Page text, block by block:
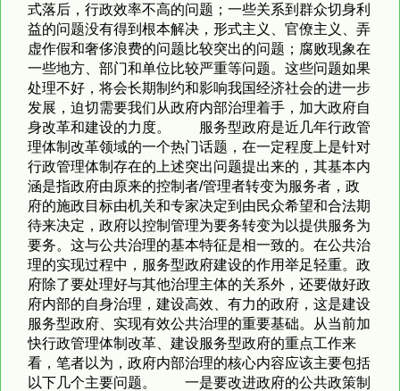
式落后，行政效率不高的问题；一些关系到群众切身利
益的问题没有得到根本解决，形式主义、官僚主义、弄
虚作假和奢侈浪费的问题比较突出的问题；腐败现象在
一些地方、部门和单位比较严重等问题。这些问题如果
处理不好，将会长期制约和影响我国经济社会的进一步
发展，迫切需要我们从政府内部治理着手，加大政府自
身改革和建设的力度。 服务型政府是近几年行政管
理体制改革领域的一个热门话题，在一定程度上是针对
行政管理体制存在的上述突出问题提出来的，其基本内
涵是指政府由原来的控制者/管理者转变为服务者，政
府的施政目标由机关和专家决定到由民众希望和合法期
待来决定，政府以控制管理为要务转变为以提供服务为
要务。这与公共治理的基本特征是相一致的。在公共治
理的实现过程中，服务型政府建设的作用举足轻重。政
府除了要处理好与其他治理主体的关系外，还要做好政
府内部的自身治理，建设高效、有力的政府，这是建设
服务型政府、实现有效公共治理的重要基础。从当前加
快行政管理体制改革、建设服务型政府的重点工作来
看，笔者以为，政府内部治理的核心内容应该主要包括
以下几个主要问题。 一是要改进政府的公共政策制